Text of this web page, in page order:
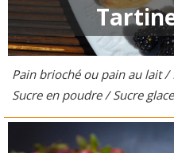
Pain brioché ou pain au lait
Sucre en poudre / Sucre glace